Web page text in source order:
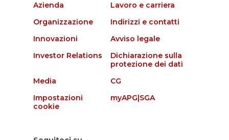
Azienda
Lavoro e carriera
Organizzazione
Indirizzi e contatti
Innovazioni
Avviso legale
Investor Relations
Dichiarazione sulla
protezione dei dati
Media
CG
Impostazioni
cookie
myAPG|SGA